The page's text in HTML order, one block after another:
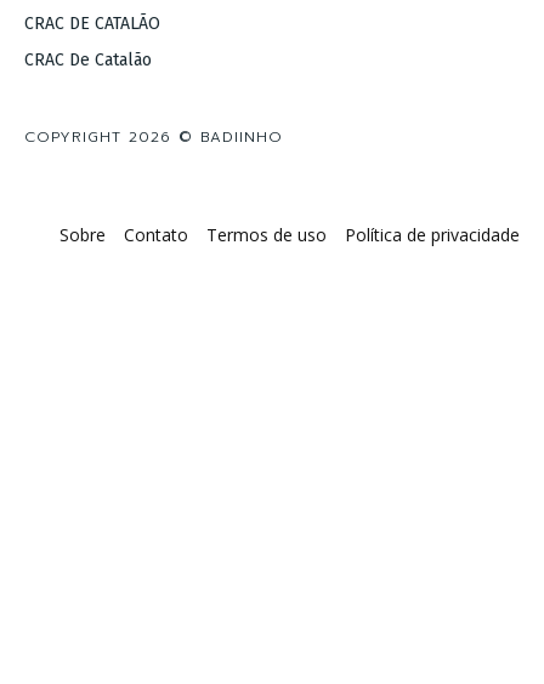
CRAC DE CATALÃO
CRAC De Catalão
COPYRIGHT 2026 © BADIINHO
Sobre Contato Termos de uso Política de privacidade